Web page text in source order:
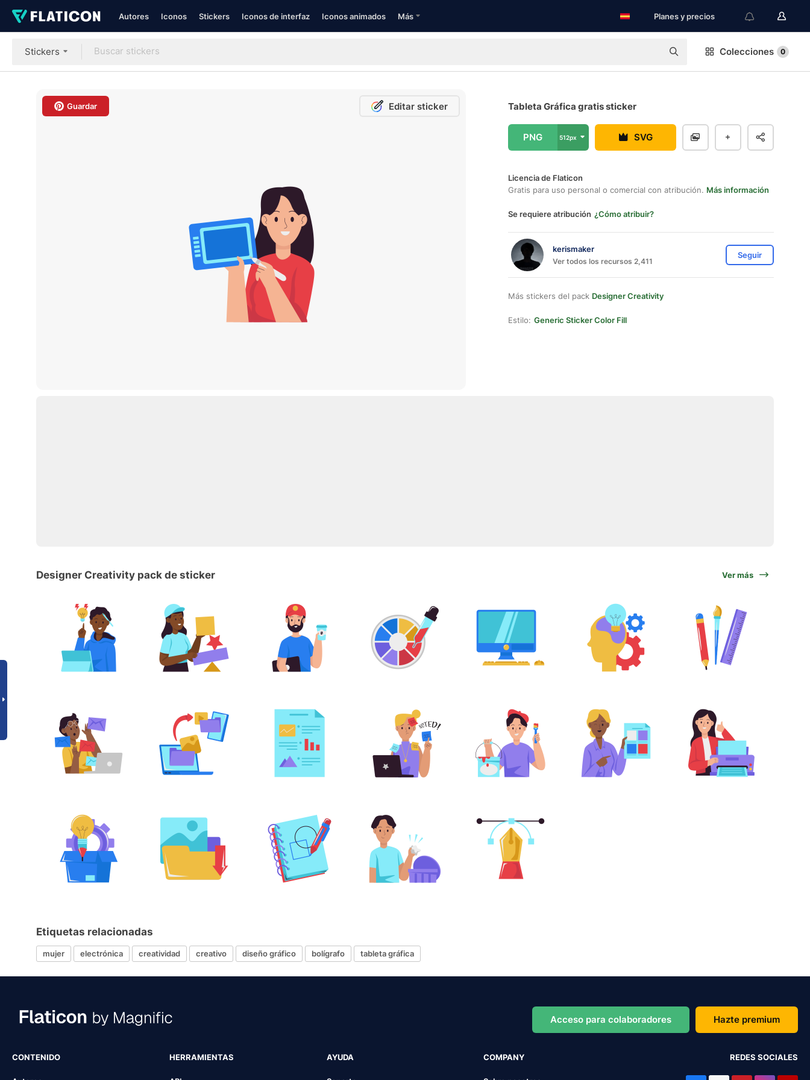
Autores Iconos Stickers Iconos de interfaz Iconos animados Más Planes y precios
Stickers Colecciones 0
Guardar Editar sticker Tableta Gráfica gratis sticker
PNG 512px SVG
Licencia de Flaticon
Gratis para uso personal o comercial con atribución. Más información
Se requiere atribución ¿Cómo atribuir?
kerismaker
Ver todos los recursos 2,411
Seguir
Más stickers del pack Designer Creativity
Estilo: Generic Sticker Color Fill
Designer Creativity pack de sticker Ver más
Etiquetas relacionadas
mujer electrónica creatividad creativo diseño gráfico bolígrafo tableta gráfica
Acceso para colaboradores Hazte premium
CONTENIDO HERRAMIENTAS AYUDA COMPANY REDES SOCIALES